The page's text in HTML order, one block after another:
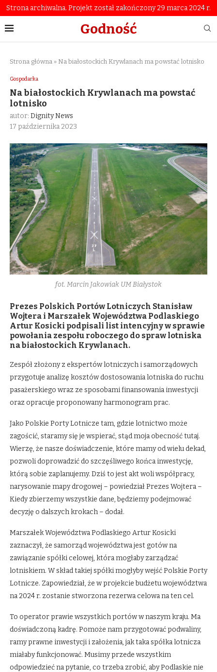
Strona archiwalna. Projekt został zakończony 29 marca 2024 r.
Godność
Strona główna » Na białostockich Krywlanach ma powstać lotnisko
Gospodarka
Na białostockich Krywlanach ma powstać
lotnisko
autor: Dignity News
17 października 2023
fot. Marcin Jakowiak UM Białystok
Prezes Polskich Portów Lotniczych Stanisław
Wojtera i Marszałek Województwa Podlaskiego
Artur Kosicki podpisali list intencyjny w sprawie
powołania zespołu roboczego do spraw lotniska
na białostockich Krywlanach.
Zespół złożony z ekspertów lotniczych i samorządowych
przygotuje analizę kosztów dostosowania lotniska do ruchu
pasażerskiego wraz ze sposobami finansowania inwestycji
oraz opracuje proponowany harmonogram prac.
Jako Polskie Porty Lotnicze tam, gdzie lotnictwo może
zagościć, staramy się je wspierać, stąd moja obecność tutaj.
Wierzę, że nasze doświadczenie, które mamy od wielu dekad,
pozwoli doprowadzić do szczęśliwego końca inwestycję,
którą sobie zaplanujemy. Dziś to jest akt woli współpracy,
narysowanie mapy drogowej – powiedział Prezes Wojtera –
Kiedy zbierzemy wszystkie dane, będziemy podejmować
decyzję o dalszych krokach – dodał.
Marszałek Województwa Podlaskiego Artur Kosicki
zaznaczył, że samorząd województwa jest gotów na
zawiązanie spółki celowej, która mogłaby zarządzać
lotniskiem. W skład takiej spółki mogłyby wejść Polskie Porty
Lotnicze. Zapowiedział, że w projekcie budżetu województwa
na 2024 r. zostanie stworzona rezerwa celowa na ten cel.
To operator prawie wszystkich portów w naszym kraju. Ma
doświadczoną kadrę. Pomoże nam przygotować podwaliny,
ramy prawne inwestycji i założenia, jak taka spółka lotnicza
miałaby funkcjonować. Musimy przede wszystkim
odpowiedzieć na pytanie, co trzeba zrobić, aby Podlaskie nie